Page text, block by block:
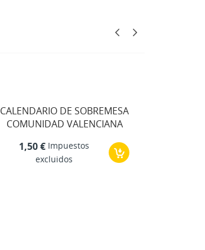
CALENDARIO DE SOBREMESA
COMUNIDAD VALENCIANA
1,50 € Impuestos
excluidos